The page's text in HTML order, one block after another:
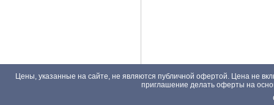
Цены, указанные на сайте, не являются публичной офертой. Цена не
приглашение делать оферты на